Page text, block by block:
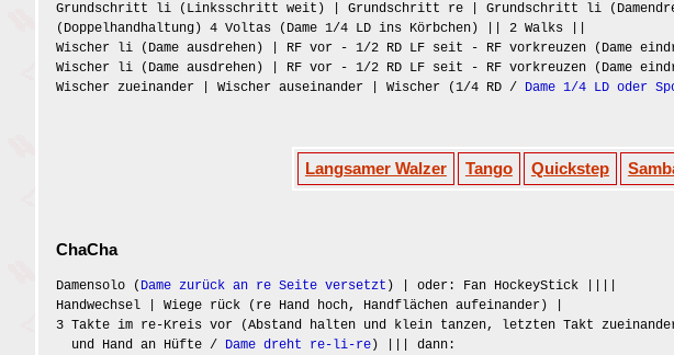
Grundschritt li (Linksschritt weit) | Grundschritt re | Grundschritt li
(Doppelhandhaltung) 4 Voltas (Dame 1/4 LD ins Körbchen) || 2 Walks ||
Wischer li (Dame ausdrehen) | RF vor - 1/2 RD LF seit - RF vorkreuzen (Dame
Wischer li (Dame ausdrehen) | RF vor - 1/2 RD LF seit - RF vorkreuzen (Dame
Wischer zueinander | Wischer auseinander | Wischer (1/4 RD / Dame 1/4 LD oder
Langsamer Walzer Tango Quickstep
ChaCha
Damensolo ( Dame zurück an re Seite versetzt ) | oder: Fan HockeyStick ||||
Handwechsel | Wiege rück (re Hand hoch, Handflächen aufeinander) |
3 Takte im re-Kreis vor (Abstand halten und klein tanzen, letzten Takt
und Hand an Hüfte / Dame dreht re-li-re) ||| dann: